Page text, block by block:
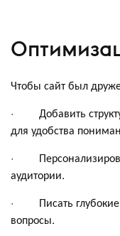
Чтобы сайт был
· Добавить
для удобства
·
аудитории.
· Писать глубокие
вопросы.